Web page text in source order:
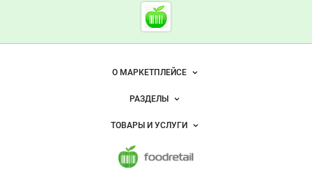
Cсылки на полезные
Foodretail.ru
— продукты
Важные разделы и контакты
Навигация по сайтуО МАРКЕТПЛЕЙСЕ
Новости Foodretail.ru
Размещение рекламы
Публичная оферта
Контактная информация
РАЗДЕЛЫ
Объявления
Новости рынка
ТОВАРЫ И УСЛУГИ
Напитки, соки, вода